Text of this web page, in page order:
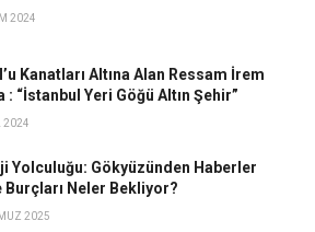
2024
Kanatları Altına Alan Ressam İrem
: “İstanbul Yeri Göğü Altın Şehir”
2024
Yolculuğu: Gökyüzünden Haberler
Burçları Neler Bekliyor?
2025